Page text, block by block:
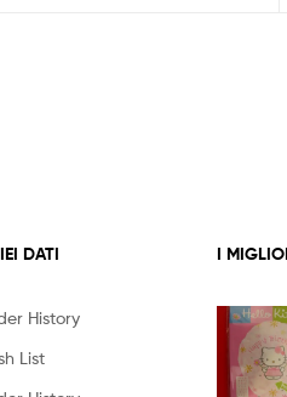
DATI
History
List
I